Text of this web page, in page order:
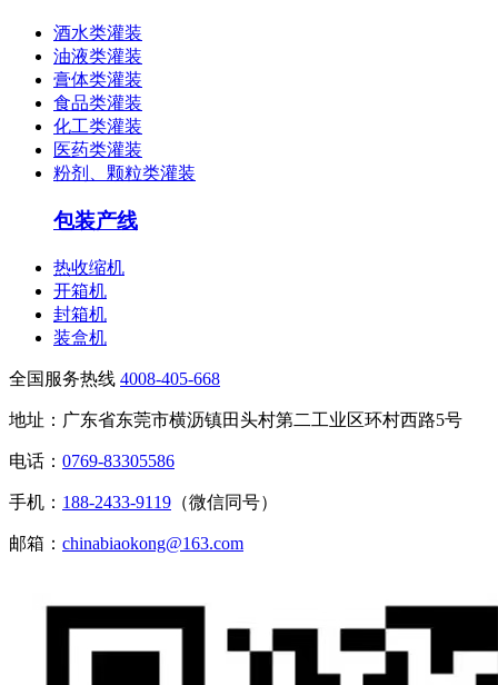
酒水类灌装
油液类灌装
膏体类灌装
食品类灌装
化工类灌装
医药类灌装
粉剂、颗粒类灌装
包装产线
热收缩机
开箱机
封箱机
装盒机
全国服务热线 4008-405-668
地址：广东省东莞市横沥镇田头村第二工业区环村西路5号
电话： 0769-83305586
手机： 188-2433-9119 （微信同号）
邮箱： chinabiaokong@163.com